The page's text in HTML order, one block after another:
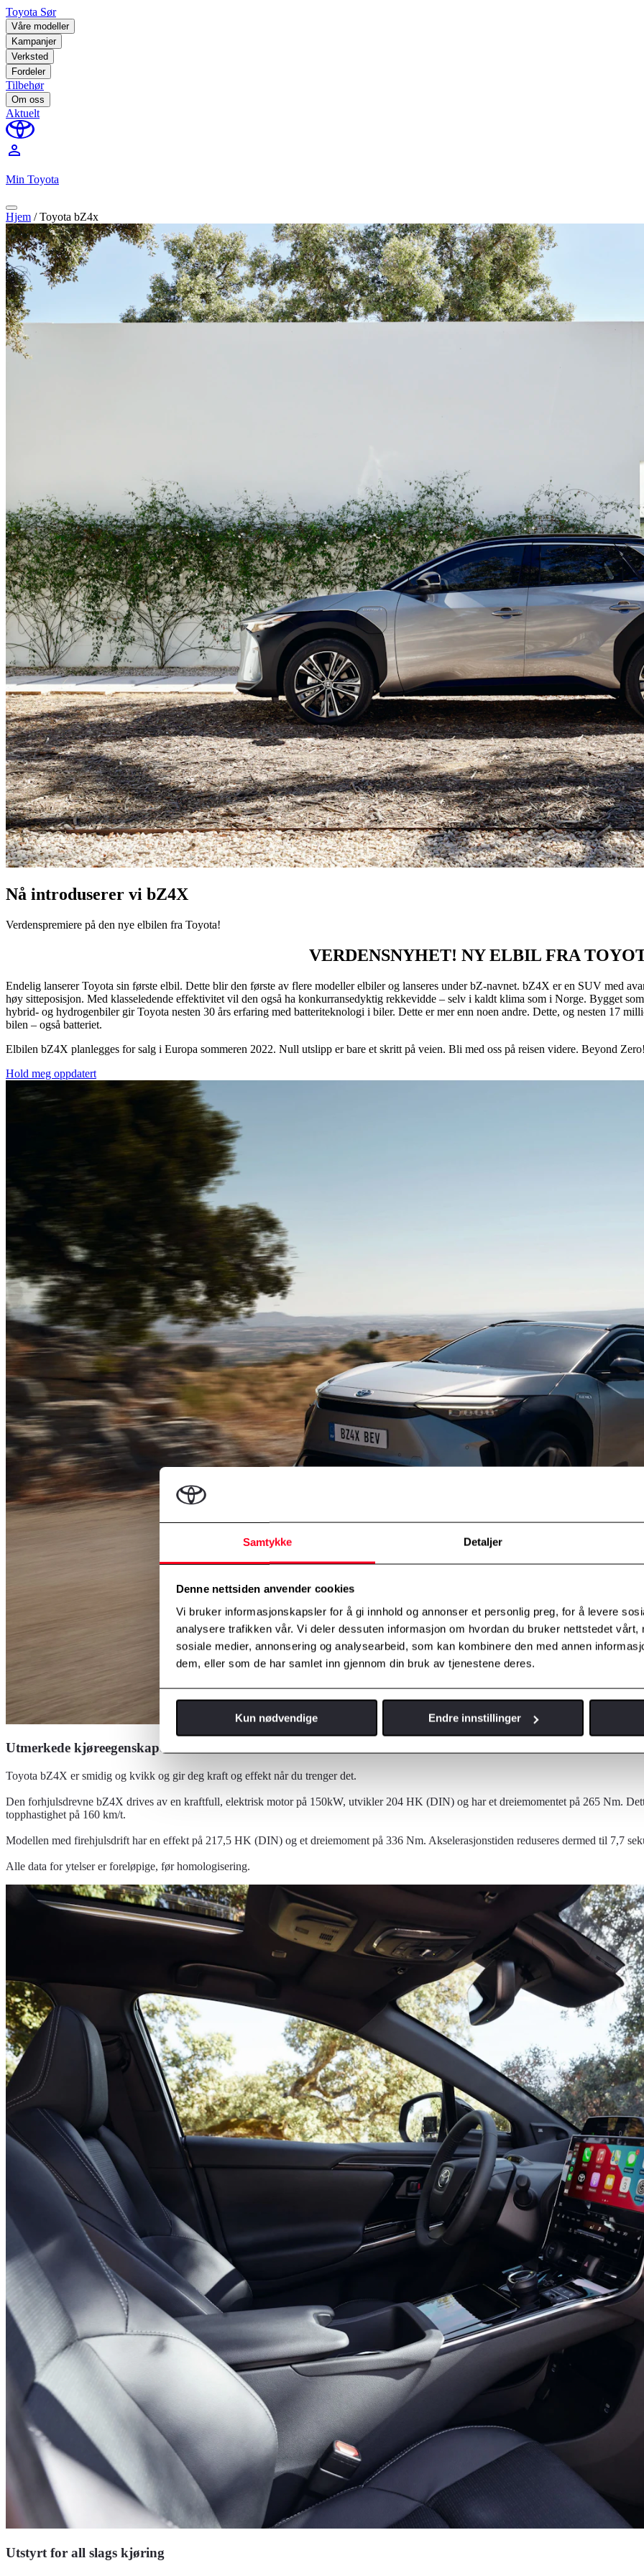
Samtykke Detaljer
Denne nettsiden anvender cookies
Vi bruker informasjonskapsler for å gi innhold og annonser et personlig preg, for å levere
analysere trafikken vår. Vi deler dessuten informasjon om hvordan du bruker nettstedet vårt,
sosiale medier, annonsering og analysearbeid, som kan kombinere den med annen
dem, eller som de har samlet inn gjennom din bruk av tjenestene deres.
Kun nødvendige Endre innstillinger
Toyota Sør
Våre modeller
Kampanjer
Verksted
Fordeler
Tilbehør
Om oss
Aktuelt
perm_identity
Min Toyota
Hjem /Toyota bZ4x
Nå introduserer vi bZ4X
Verdenspremiere på den nye elbilen fra Toyota!
VERDENSNYHET! NY ELBIL FRA
Endelig lanserer Toyota sin første elbil. Dette blir den første av flere modeller elbiler og lanseres under bZ-navnet. bZ4X er en SUV med
høy sitteposisjon. Med klasseledende effektivitet vil den også ha konkurransedyktig rekkevidde – selv i kaldt klima som i Norge. Bygget
hybrid- og hydrogenbiler gir Toyota nesten 30 års erfaring med batteriteknologi i biler. Dette er mer enn noen andre. Dette, og nesten 17
bilen – også batteriet.
Elbilen bZ4X planlegges for salg i Europa sommeren 2022. Null utslipp er bare et skritt på veien. Bli med oss på reisen videre. Beyond
Hold meg oppdatert
Utmerkede kjøreegenskaper
Toyota bZ4X er smidig og kvikk og gir deg kraft og effekt når du trenger det.
Den forhjulsdrevne bZ4X drives av en kraftfull, elektrisk motor på 150kW, utvikler 204 HK (DIN) og har et dreiemomentet på 265 Nm.
topphastighet på 160 km/t.
Modellen med firehjulsdrift har en effekt på 217,5 HK (DIN) og et dreiemoment på 336 Nm. Akselerasjonstiden reduseres dermed til 7,7
Alle data for ytelser er foreløpige, før homologisering.
Utstyrt for all slags kjøring